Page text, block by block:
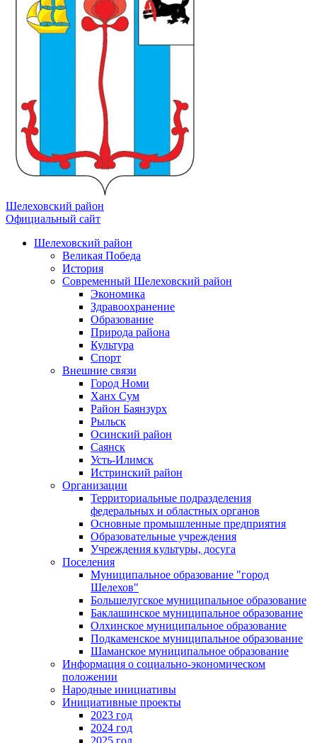
Шелеховский район
Официальный сайт
Шелеховский район
Великая Победа
История
Современный Шелеховский район
Экономика
Здравоохранение
Образование
Природа района
Культура
Спорт
Внешние связи
Город Номи
Ханх Сум
Район Баянзурх
Рыльск
Осинский район
Саянск
Усть-Илимск
Истринский район
Организации
Территориальные подразделения
федеральных и областных органов
Основные промышленные предприятия
Образовательные учреждения
Учреждения культуры, досуга
Поселения
Муниципальное образование "город
Шелехов"
Большелугское муниципальное образование
Баклашинское муниципальное образование
Олхинское муниципальное образование
Подкаменское муниципальное образование
Шаманское муниципальное образование
Информация о социально-экономическом
положении
Народные инициативы
Инициативные проекты
2023 год
2024 год
2025 год